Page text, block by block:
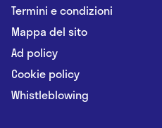
Termini e condizioni
Mappa del sito
Ad policy
Cookie policy
Whistleblowing